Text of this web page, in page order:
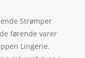
Strømper
førende varer
Lingerie.